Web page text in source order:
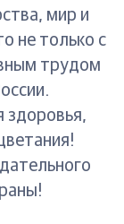
мир и
не только с
трудом
здоровья,